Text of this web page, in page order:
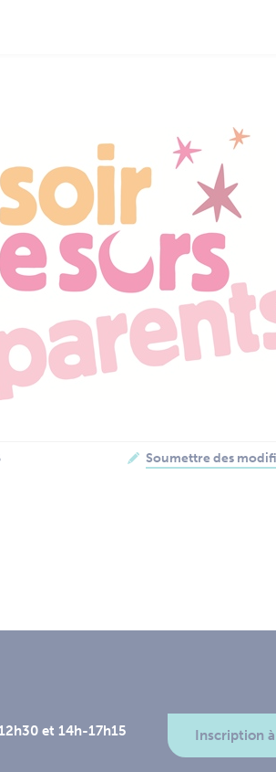
Soumettre des
et 14h-17h15
Inscription